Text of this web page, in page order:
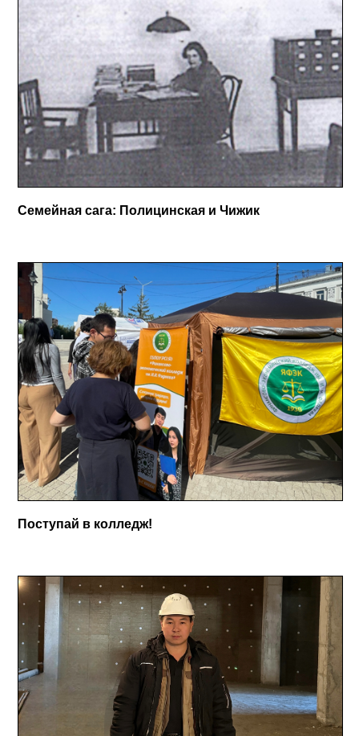
Семейная сага: Полицинская и Чижик
Поступай в колледж!